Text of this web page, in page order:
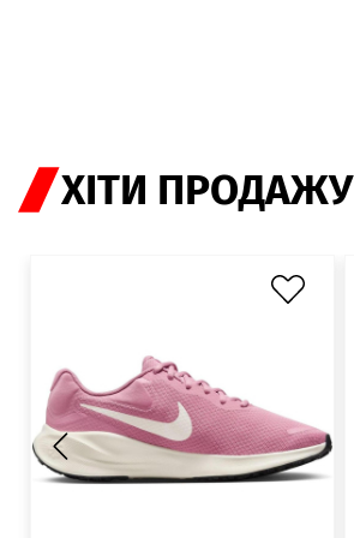
ХІТИ ПРОДАЖУ